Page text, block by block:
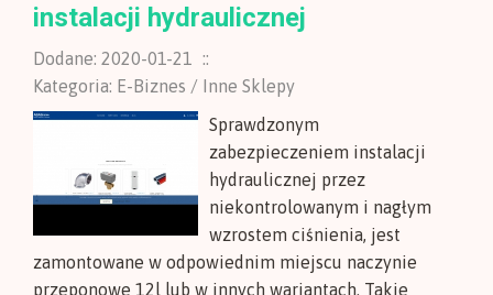
instalacji hydraulicznej
Dodane: 2020-01-21
::
Kategoria: E-Biznes / Inne Sklepy
Sprawdzonym
zabezpieczeniem instalacji
hydraulicznej przez
niekontrolowanym i nagłym
wzrostem ciśnienia, jest
zamontowane w odpowiednim miejscu naczynie
przeponowe 12l lub w innych wariantach. Takie